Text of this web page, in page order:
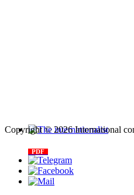
PDF
Copyright © 2026 International